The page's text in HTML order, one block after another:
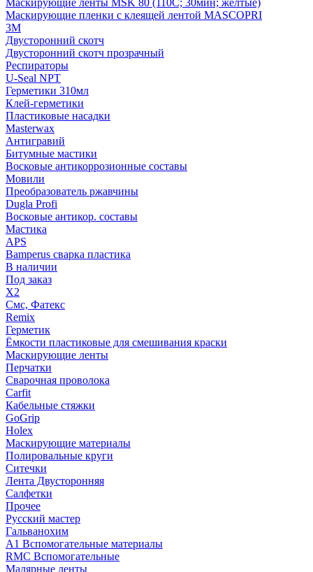
Маскирующие ленты MSK 80 (110С; 30мин; желтые)
Маскирующие пленки с клеящей лентой MASCOPRI
3M
Двусторонний скотч
Двусторонний скотч прозрачный
Респираторы
U-Seal NPT
Герметики 310мл
Клей-герметики
Пластиковые насадки
Masterwax
Антигравий
Битумные мастики
Восковые антикоррозионные составы
Мовили
Преобразователь ржавчины
Dugla Profi
Восковые антикор. составы
Мастика
APS
Bamperus сварка пластика
В наличии
Под заказ
X2
Смс, Фатекс
Remix
Герметик
Ёмкости пластиковые для смешивания краски
Маскирующие ленты
Перчатки
Сварочная проволока
Carfit
Кабельные стяжки
GoGrip
Holex
Маскирующие материалы
Полировальные круги
Ситечки
Лента Двусторонняя
Салфетки
Прочее
Русский мастер
Гальванохим
А1 Вспомогательные материалы
RMC Вспомогательные
Малярные ленты